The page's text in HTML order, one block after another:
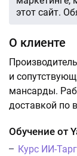
этот сайт.
О клиенте
и
мансарды.
доставкой по
Обучение от
Курс ИИ-